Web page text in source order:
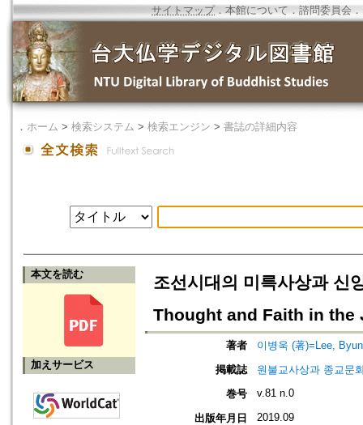
サイトマップ．本館について ． 諮問委員会 ．
． ホーム > 検索システム > 検索エンジン > 書誌の詳細内容
本文を読む
加えサービス
조선시대의 미륵사상과
Thought and Faith in the
著者
이병욱 (著)=Lee,
掲載誌
원불교사상과 종교문
巻号
v.81 n.0
出版年月日 2019.09